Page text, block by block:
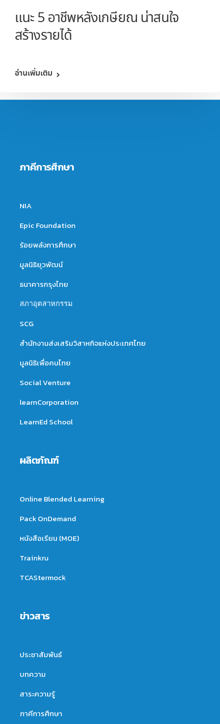
แนะ 5 อาชีพหลังเกษียณ น่าสนใจ
สร้างรายได้
อ่านเพิ่มเติม
ภาคีการศึกษา
NIA
Epic Foundation
ร้อยพลังการศึกษา
มูลนิธิยุวพัฒน์
ธนาคารกรุงไทย
สภาอุตสาหกรรม
SCG
สำนักงานส่งเสริมวิสาหกิจแห่งประเทศไทย
มูลนิธิเพื่อคนไทย
Social Venture
learnCorporation
LearnEd School
ผลิตภัณฑ์
Online Blended Learning
Pack OnDemand
หนังสือเรียน (MOE)
Trainkru
TCAStermock
ข่าวสาร
ประชาสัมพันธ์
บทความ
สาระความรู้
ภาคีการศึกษา